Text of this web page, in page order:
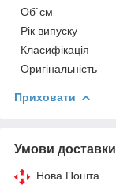
Об`єм
Рік випуску
Класифікація
Оригінальність
Приховати
Умови доставки
Нова Пошта